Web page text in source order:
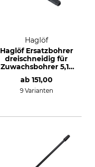
Haglöf
Haglöf Ersatzbohrer
dreischneidig für
Zuwachsbohrer 5,15
ab 151,00
9 Varianten